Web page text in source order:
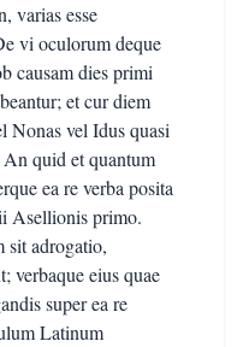
varias esse
vi oculorum deque
causam dies primi
et cur diem
Nonas vel Idus quasi
quid et quantum
ea re verba posita
Asellionis primo.
adrogatio,
verbaque eius quae
super ea re
Latinum